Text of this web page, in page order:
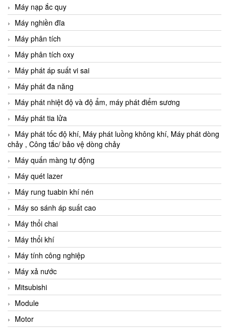
Máy nạp ắc quy
Máy nghiền đĩa
Máy phân tích
Máy phân tích oxy
Máy phát áp suất vi sai
Máy phát đa năng
Máy phát nhiệt độ và độ ẩm, máy phát điểm sương
Máy phát tia lửa
Máy phát tốc độ khí, Máy phát luồng không khí, Máy phát dòng
chảy , Công tắc/ bảo vệ dòng chảy
Máy quấn màng tự động
Máy quét lazer
Máy rung tuabin khí nén
Máy so sánh áp suất cao
Máy thổi chai
Máy thổi khí
Máy tính công nghiệp
Máy xả nước
Mitsubishi
Module
Motor